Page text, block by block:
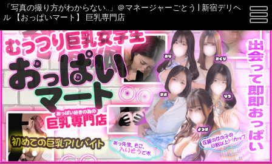
「写真の撮り方がわからない..」＠マネージャーごとう | 新宿デリヘ
ル 【おっぱいマート】 巨乳専門店
☰